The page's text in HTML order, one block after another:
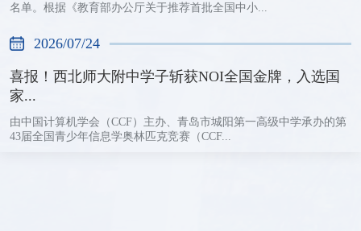
名单。根据《教育部办公厅关于推荐首批全国中小...
2026/07/24
喜报！西北师大附中学子斩获NOI全国金牌，入选国
家...
由中国计算机学会（CCF）主办、青岛市城阳第一高级中学承办的第
43届全国青少年信息学奥林匹克竞赛（CCF...